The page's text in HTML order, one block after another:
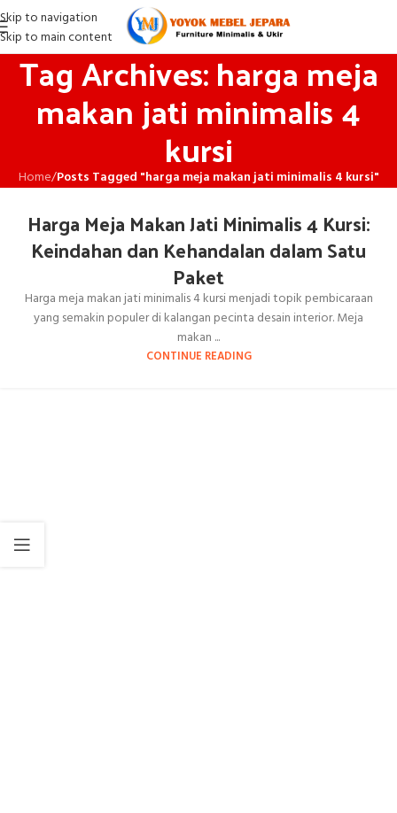
Skip to navigation
Skip to main content
Tag Archives: harga meja
makan jati minimalis 4
kursi
Home/Posts Tagged "harga meja makan jati minimalis 4 kursi"
Harga Meja Makan Jati Minimalis 4 Kursi:
Keindahan dan Kehandalan dalam Satu
Paket
Harga meja makan jati minimalis 4 kursi menjadi topik pembicaraan
yang semakin populer di kalangan pecinta desain interior. Meja
makan ...
CONTINUE READING